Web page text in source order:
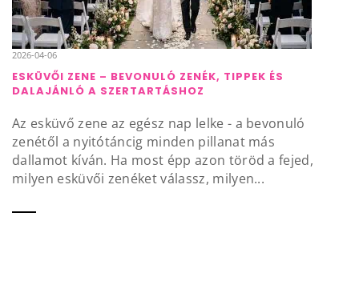
2026-04-06
ESKÜVŐI ZENE – BEVONULÓ ZENÉK, TIPPEK ÉS
DALAJÁNLÓ A SZERTARTÁSHOZ
Az esküvő zene az egész nap lelke - a bevonuló
zenétől a nyitótáncig minden pillanat más
dallamot kíván. Ha most épp azon töröd a fejed,
milyen esküvői zenéket válassz, milyen...